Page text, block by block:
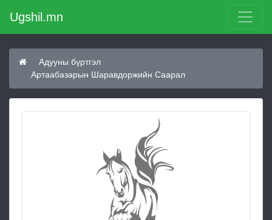
Ugshil.mn
Адууны бүртгэл
Артаабазарын Шаравдоржийн Саарал